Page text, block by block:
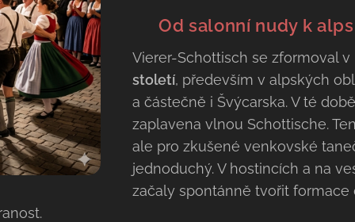
🍻 Od salonní nudy k
Vierer-Schottisch se zformoval
století, především v alpských
a částečně i Švýcarska. V té
zaplavena vlnou Schottische.
ale pro zkušené venkovské
jednoduchý. V hostincích a na
začaly spontánně tvořit